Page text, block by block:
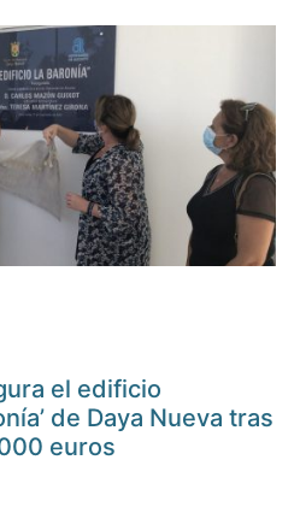
el edificio
de Daya Nueva tras
euros